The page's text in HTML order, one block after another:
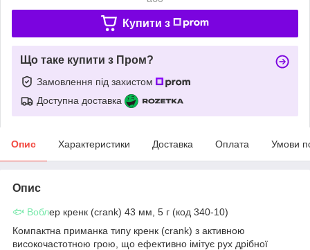
Купити з
Що таке купити з Пром?
Замовлення під захистом
Доступна доставка
Опис Характеристики Доставка Оплата Умови
Опис
🐟 Воблер кренк (crank) 43 мм, 5 г (код 340-10)
Компактна приманка типу кренк (crank) з активною
високочастотною грою, що ефективно імітує рух дрібної